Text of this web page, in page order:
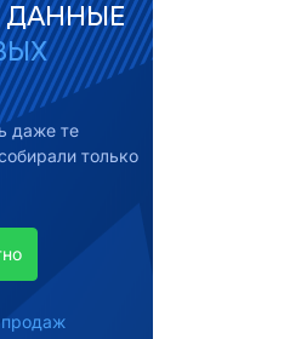
ДАННЫЕ
даже те
только
продаж